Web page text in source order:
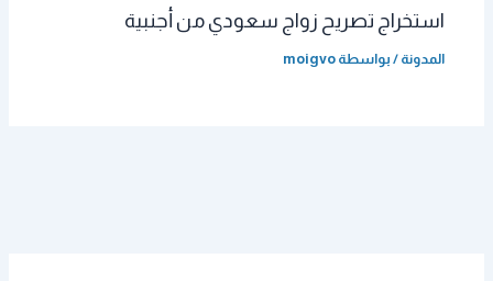
استخراج تصريح زواج سعودي من أجنبية
المدونة / بواسطة moigvo